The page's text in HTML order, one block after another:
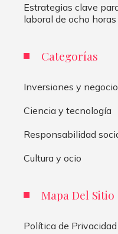
Estrategias clave
laboral de ocho
Categorías
Inversiones y
Ciencia y tecnología
Responsabilidad
Cultura y ocio
Mapa Del Sitio
Política de Privacidad